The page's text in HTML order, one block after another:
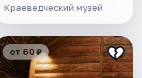
Краеведческий музей
от 60 ₽